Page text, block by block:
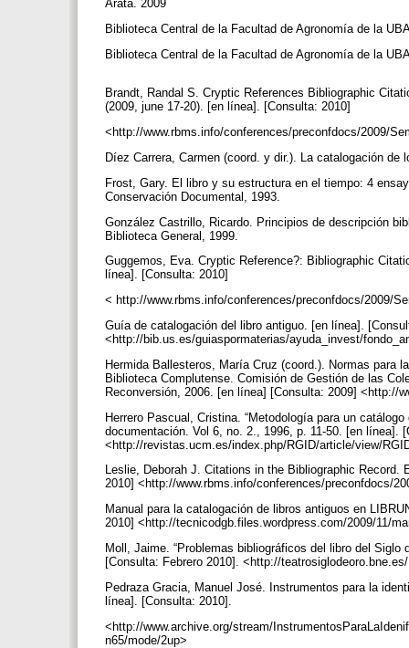
Arata. 2009
Biblioteca Central de la Facultad de Agronomía de la
Biblioteca Central de la Facultad de Agronomía de la
Brandt, Randal S. Cryptic References Bibliographic
(2009, june 17-20). [en línea]. [Consulta: 2010]
<http://www.rbms.info/conferences/preconfdocs/2009/
Díez Carrera, Carmen (coord. y dir.). La catalogación
Frost, Gary. El libro y su estructura en el tiempo: 4
Conservación Documental, 1993.
González Castrillo, Ricardo. Principios de descripción
Biblioteca General, 1999.
Guggemos, Eva. Cryptic Reference?: Bibliographic
línea]. [Consulta: 2010]
< http://www.rbms.info/conferences/preconfdocs/2009/
Guía de catalogación del libro antiguo. [en línea].
<http://bib.us.es/guiaspormaterias/ayuda_invest/
Hermida Ballesteros, María Cruz (coord.). Normas para
Biblioteca Complutense. Comisión de Gestión de las
Reconversión, 2006. [en línea] [Consulta: 2009] <http://
Herrero Pascual, Cristina. “Metodología para un
documentación. Vol 6, no. 2., 1996, p. 11-50. [en línea].
<http://revistas.ucm.es/index.php/RGID/article/view/
Leslie, Deborah J. Citations in the Bibliographic
2010] <http://www.rbms.info/conferences/preconfdocs/
Manual para la catalogación de libros antiguos en
2010] <http://tecnicodgb.files.wordpress.com/2009/11/
Moll, Jaime. “Problemas bibliográficos del libro del
[Consulta: Febrero 2010]. <http://
Pedraza Gracia, Manuel José. Instrumentos para la
línea]. [Consulta: 2010].
<http://www.archive.org/stream/
n65/mode/2up>